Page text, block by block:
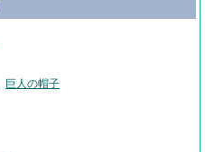
巨人の帽子